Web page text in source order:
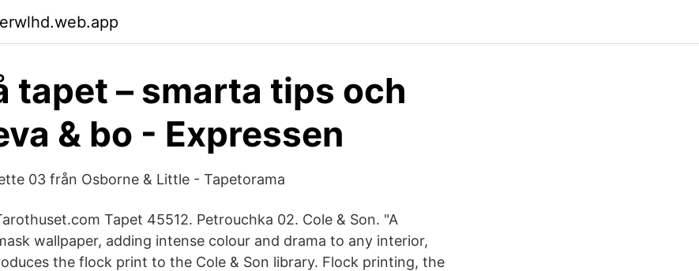
tapet – smarta tips och
& bo - Expressen
03 från Osborne & Little - Tapetorama
Tapet 45512. Petrouchka 02. Cole & Son. "A
wallpaper, adding intense colour and drama to any interior,
the flock print to the Cole & Son library. Flock printing, the